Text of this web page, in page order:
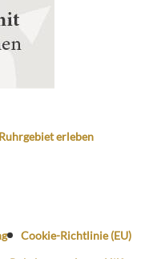
Ruhrgebiet erleben
Cookie-Richtlinie (EU)